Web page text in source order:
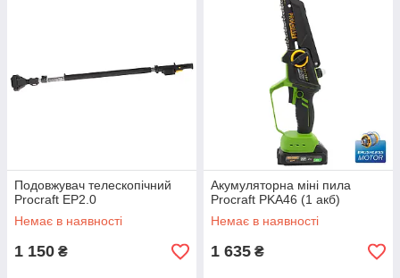
Подовжувач телескопічний
Procraft EP2.0
Немає в наявності
1 150 ₴
Акумуляторна міні пила
Procraft PKA46 (1 акб)
Немає в наявності
1 635 ₴